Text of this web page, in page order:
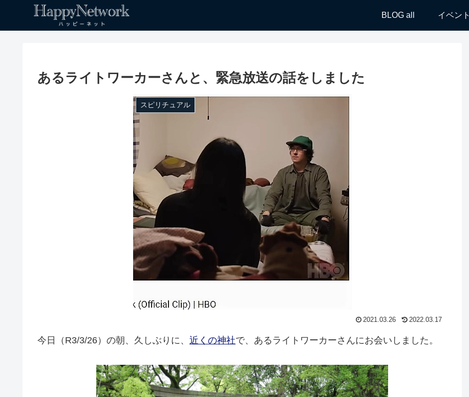
BLOG all イベント
あるライトワーカーさんと、緊急放送の話をしました
スピリチュアル
2021.03.26 2022.03.17
今日（R3/3/26）の朝、久しぶりに、 近くの神社で、あるライトワーカーさんにお会いしました。